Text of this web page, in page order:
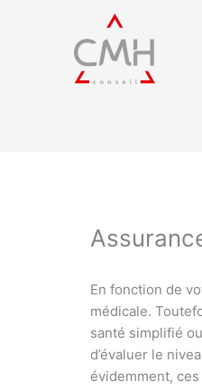
En fonction de
médicale.
santé simplifié
d’évaluer le
évidemment,